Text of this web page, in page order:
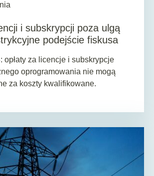
i subskrypcji poza ulgą
podejście fiskusa
opłaty za licencje i subskrypcje
oprogramowania nie mogą
za koszty kwalifikowane.